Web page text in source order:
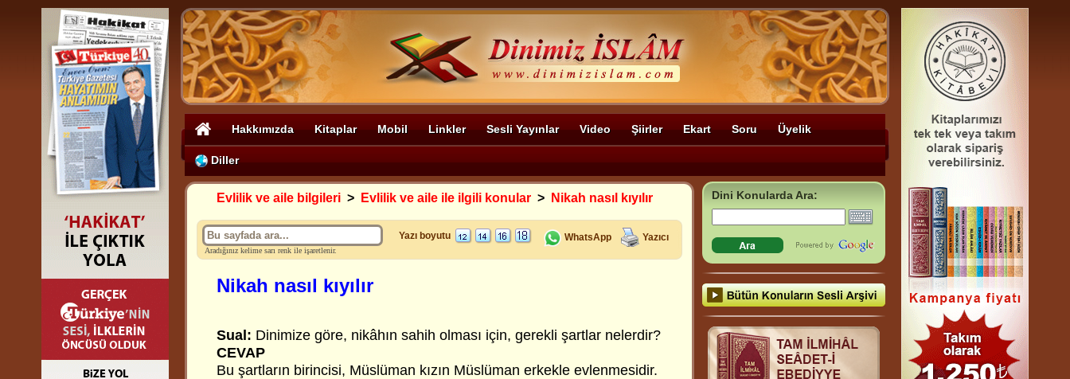
Hakkımızda Kitaplar Mobil Linkler Sesli Yayınlar Video Şiirler Ekart Soru Üyelik
Diller
Evlilik ve aile bilgileri > Evlilik ve aile ile ilgili konular > Nikah nasıl kıyılır
Aradığınız kelime sarı renk ile işaretlenir.
Yazı boyutu WhatsApp Yazıcı
Nikah nasıl kıyılır
Sual: Dinimize göre, nikâhın sahih olması için, gerekli şartlar nelerdir?
CEVAP
Bu şartların birincisi, Müslüman kızın Müslüman erkekle evlenmesidir.
Dini Konularda Ara: